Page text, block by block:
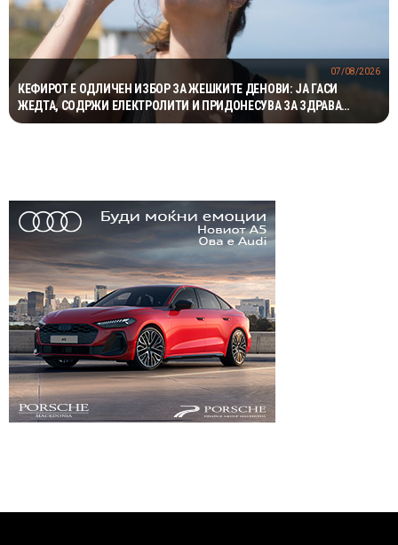
КЕФИРОТ Е ОДЛИЧЕН ИЗБОР ЗА ЖЕШКИТЕ ДЕНОВИ: ЈА ГАСИ
ЖЕДТА, СОДРЖИ ЕЛЕКТРОЛИТИ И ПРИДОНЕСУВА ЗА ЗДРАВА
ДИГЕСТИЈА
07/08/2026